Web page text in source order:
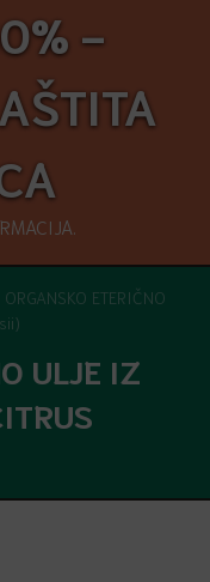
-
ORGANSKO ETERIČNO
ULJE IZ